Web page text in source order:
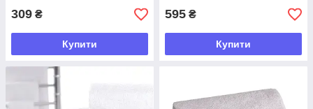
309 ₴
Купити
595 ₴
Купити